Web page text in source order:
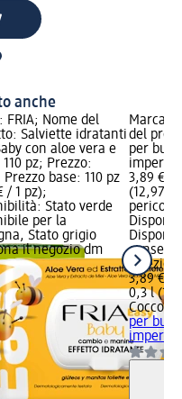
anche
FRIA; Nome del
Salviette idratanti
con aloe vera e
pz; Prezzo:
Prezzo base: 110 pz
/ 1 pz);
Stato verde
per la
Stato grigio
il negozio dm
Marca:
del
per
3,89 €;
(12,97 €
3,89 €
0,3 l
per